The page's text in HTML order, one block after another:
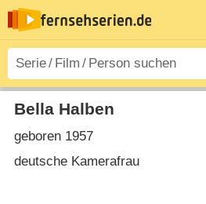
Bella Halben
geboren 1957
deutsche Kamerafrau